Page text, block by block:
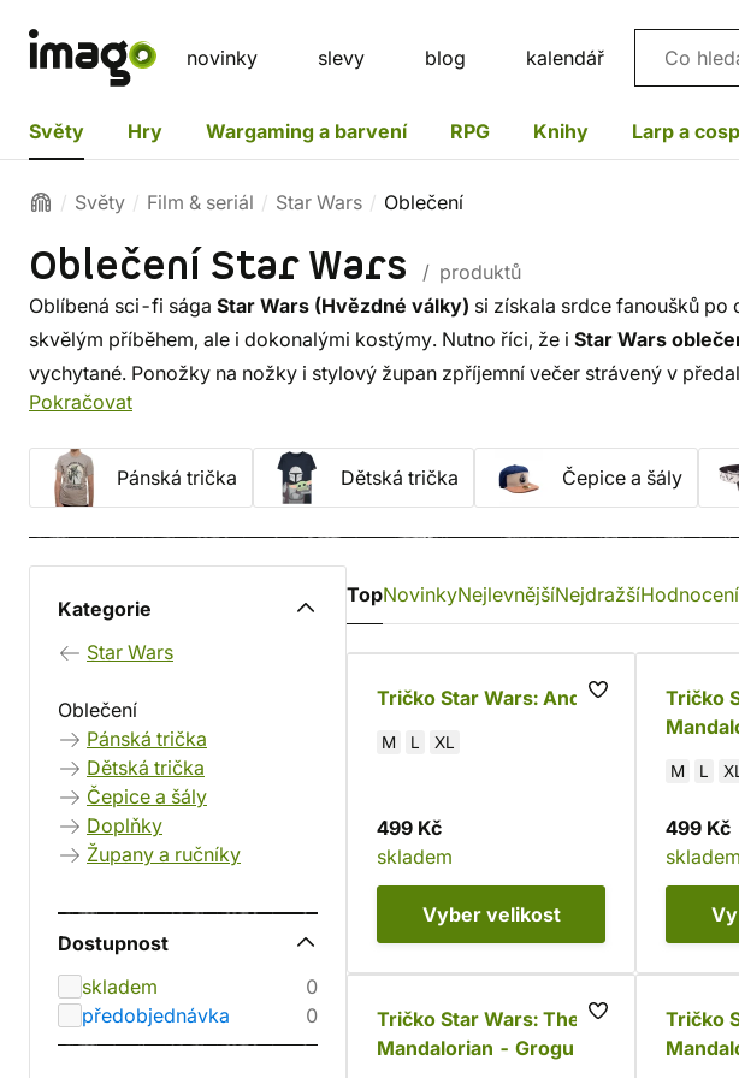
novinky slevy blog kalendář
Světy Hry Wargaming a barvení RPG Knihy Larp a
Světy Film & seriál Star Wars Oblečení
Oblečení Star Wars
/ produktů
Oblíbená sci-fi sága Star Wars (Hvězdné války) si získala srdce fanoušků po
skvělým příběhem, ale i dokonalými kostýmy. Nutno říci, že i Star Wars
vychytané. Ponožky na nožky i stylový župan zpříjemní večer strávený v
hry. Ven se zase hodí stylové tričko, teplá mikina a čepice na hlavu. Ať vás na
Pokračovat
Pánská trička Dětská trička Čepice a šály
Kategorie
Star Wars
Oblečení
Pánská trička
Dětská trička
Čepice a šály
Doplňky
Župany a ručníky
Dostupnost
skladem
0
předobjednávka
0
TopNovinkyNejlevnějšíNejdražšíHodnocení
Tričko Star Wars: Andor
M L XL
499 Kč
skladem
Vyber velikost
Tričko
M L
499 Kč
skladem
Tričko Star Wars: The
Mandalorian - Grogu
Tričko